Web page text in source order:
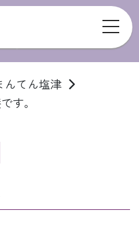
てん塩津
す。